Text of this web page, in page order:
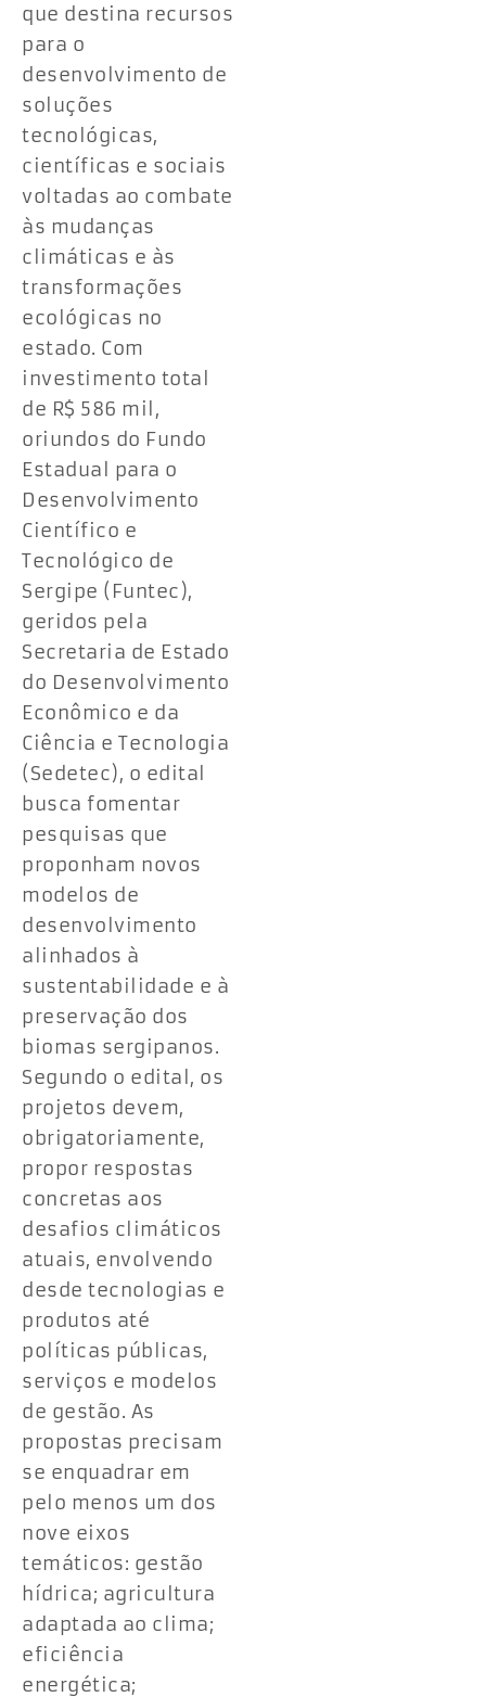
que destina recursos
para o
desenvolvimento de
soluções
tecnológicas,
científicas e sociais
voltadas ao combate
às mudanças
climáticas e às
transformações
ecológicas no
estado. Com
investimento total
de R$ 586 mil,
oriundos do Fundo
Estadual para o
Desenvolvimento
Científico e
Tecnológico de
Sergipe (Funtec),
geridos pela
Secretaria de Estado
do Desenvolvimento
Econômico e da
Ciência e Tecnologia
(Sedetec), o edital
busca fomentar
pesquisas que
proponham novos
modelos de
desenvolvimento
alinhados à
sustentabilidade e à
preservação dos
biomas sergipanos.
Segundo o edital, os
projetos devem,
obrigatoriamente,
propor respostas
concretas aos
desafios climáticos
atuais, envolvendo
desde tecnologias e
produtos até
políticas públicas,
serviços e modelos
de gestão. As
propostas precisam
se enquadrar em
pelo menos um dos
nove eixos
temáticos: gestão
hídrica; agricultura
adaptada ao clima;
eficiência
energética;